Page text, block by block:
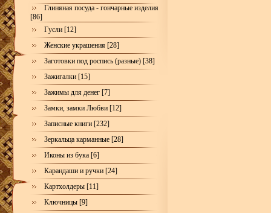
Глиняная посуда - гончарные изделия
[86]
Гусли [12]
Женские украшения [28]
Заготовки под роспись (разные) [38]
Зажигалки [15]
Зажимы для денег [7]
Замки, замки Любви [12]
Записные книги [232]
Зеркальца карманные [28]
Иконы из бука [6]
Карандаши и ручки [24]
Картхолдеры [11]
Ключницы [9]